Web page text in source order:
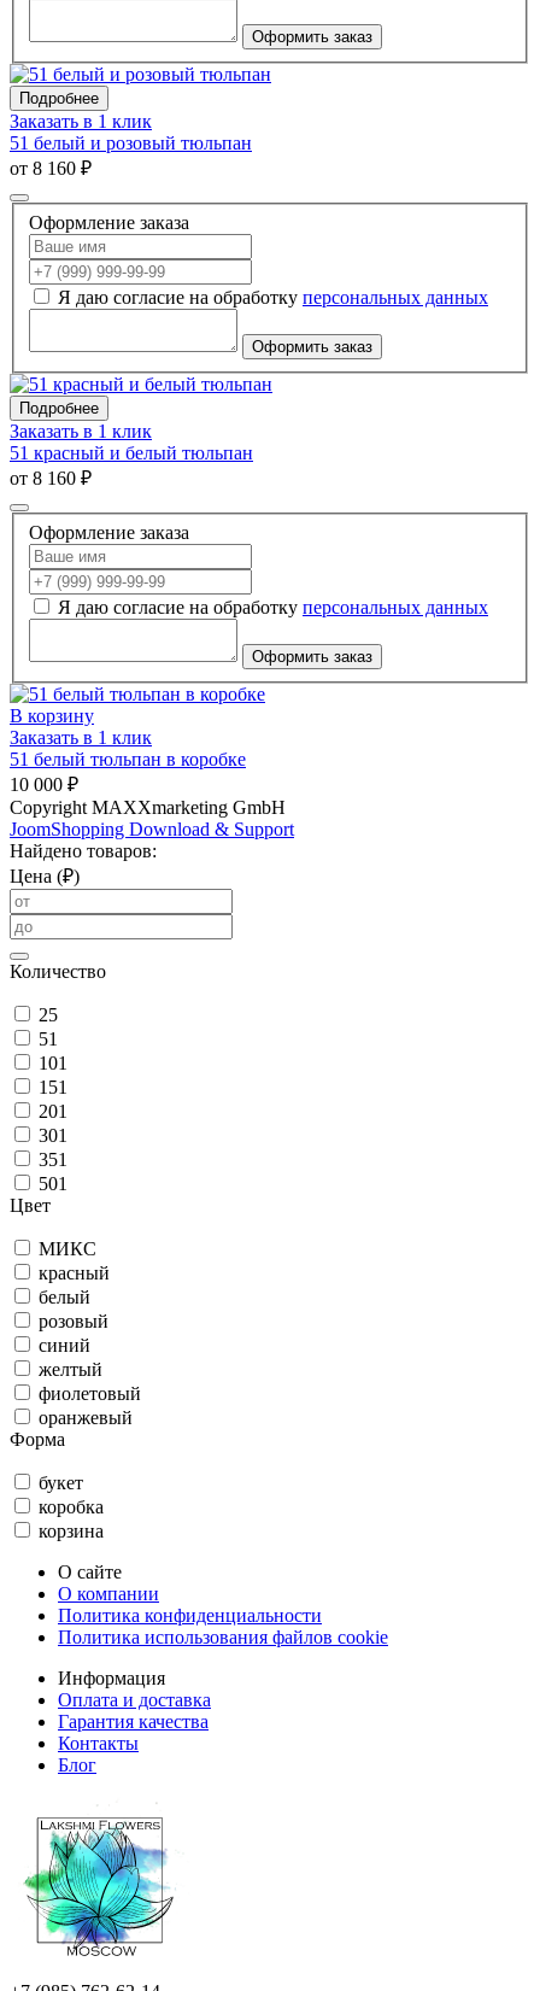
Оформить заказ
Подробнее
Заказать в 1 клик
51 белый и розовый тюльпан
от 8 160 ₽
Оформление заказа
Я даю согласие на обработку персональных данных
Оформить заказ
Подробнее
Заказать в 1 клик
51 красный и белый тюльпан
от 8 160 ₽
Оформление заказа
Я даю согласие на обработку персональных данных
Оформить заказ
В корзину
Заказать в 1 клик
51 белый тюльпан в коробке
10 000 ₽
Copyright MAXXmarketing GmbH
JoomShopping Download & Support
Найдено товаров:
Цена (₽)
Количество
25
51
101
151
201
301
351
501
Цвет
МИКС
красный
белый
розовый
синий
желтый
фиолетовый
оранжевый
Форма
букет
коробка
корзина
О сайте
О компании
Политика конфиденциальности
Политика использования файлов cookie
Информация
Оплата и доставка
Гарантия качества
Контакты
Блог